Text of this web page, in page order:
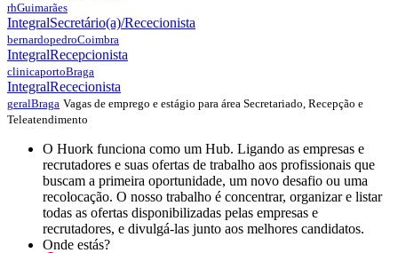
rhGuimarães
IntegralSecretário(a)/Rececionista
bernardopedroCoimbra
IntegralRecepcionista
clinicaportoBraga
IntegralRececionista
geralBraga Vagas de emprego e estágio para área Secretariado, Recepção e
Teleatendimento
O Huork funciona como um Hub. Ligando as empresas e
recrutadores e suas ofertas de trabalho aos profissionais que
buscam a primeira oportunidade, um novo desafio ou uma
recolocação. O nosso trabalho é concentrar, organizar e listar
todas as ofertas disponibilizadas pelas empresas e
recrutadores, e divulgá-las junto aos melhores candidatos.
Onde estás?